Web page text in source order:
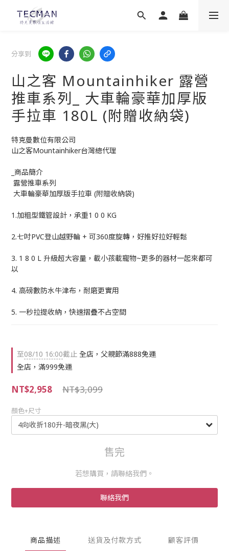
分享到
山之客 Mountainhiker 露營
推車系列_ 大車輪豪華加厚版
手拉車 180L (附贈收納袋)
特克曼數位有限公司
山之客Mountainhiker台灣總代理
_商品簡介
露營推車系列
大車輪豪華加厚版手拉車 (附贈收納袋)
1.加粗型鐵管設計，承重1 0 0 KG
2.七吋PVC登山越野輪 + 可360度旋轉，好推好拉好輕鬆
3. 1 8 0 L 升級超大容量，載小孩載寵物~更多的器材一起來都可
以
4. 高磅數防水牛津布，耐磨更實用
5. 一秒拉提收納，快速摺疊不占空間
至08/10 16:00截止 全店，父親節滿888免運
全店，滿999免運
NT$3,099
NT$2,958
顏色+尺寸
售完
若想購買，請聯絡我們。
聯絡我們
商品描述 送貨及付款方式 顧客評價